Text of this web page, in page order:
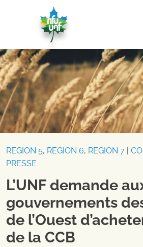
Aller au contenu
REGION 5, REGION 6, REGION 7
PRESSE
L’UNF demande
gouvernements
de l’Ouest
de la CCB